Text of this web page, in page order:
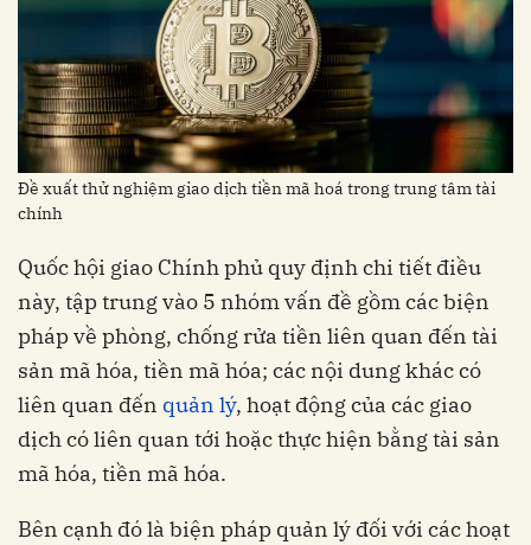
Đề xuất thử nghiệm giao dịch tiền mã hoá trong trung tâm tài
chính
Quốc hội giao Chính phủ quy định chi tiết điều
này, tập trung vào 5 nhóm vấn đề gồm các biện
pháp về phòng, chống rửa tiền liên quan đến tài
sản mã hóa, tiền mã hóa; các nội dung khác có
liên quan đến quản lý, hoạt động của các giao
dịch có liên quan tới hoặc thực hiện bằng tài sản
mã hóa, tiền mã hóa.
Bên cạnh đó là biện pháp quản lý đối với các hoạt